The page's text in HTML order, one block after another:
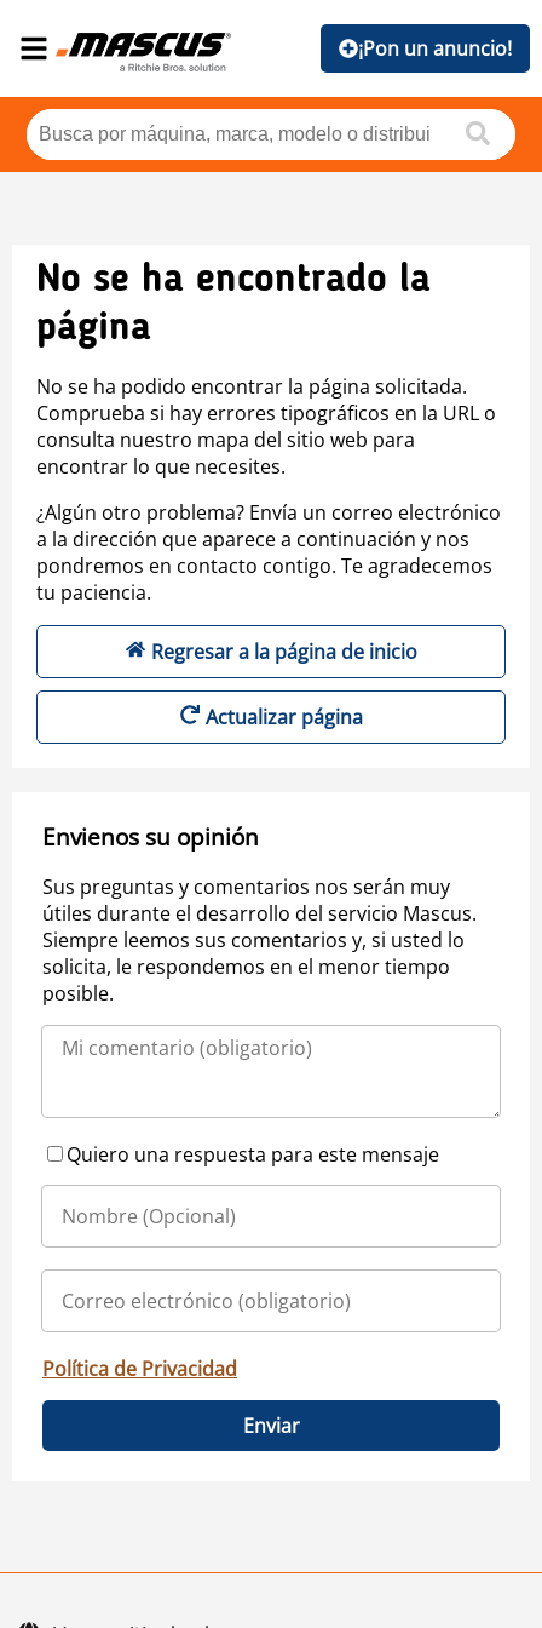
¡Pon un anuncio!
No se ha encontrado la
página
No se ha podido encontrar la página solicitada.
Comprueba si hay errores tipográficos en la URL o
consulta nuestro mapa del sitio web para
encontrar lo que necesites.
¿Algún otro problema? Envía un correo electrónico
a la dirección que aparece a continuación y nos
pondremos en contacto contigo. Te agradecemos
tu paciencia.
Regresar a la página de inicio
Actualizar página
Envienos su opinión
Sus preguntas y comentarios nos serán muy
útiles durante el desarrollo del servicio Mascus.
Siempre leemos sus comentarios y, si usted lo
solicita, le respondemos en el menor tiempo
posible.
Quiero una respuesta para este mensaje
Política de Privacidad
Enviar